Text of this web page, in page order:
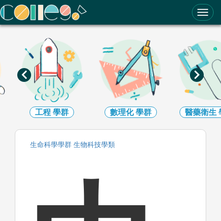
ColleGo! 大學選才與高中育才輔助系統
數理化學群 醫藥衛生學群 生命科學
生命科學學群 生物科技學類